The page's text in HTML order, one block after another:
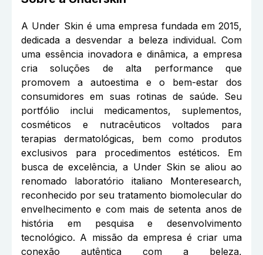
A Under Skin é uma empresa fundada em 2015,
dedicada a desvendar a beleza individual. Com
uma essência inovadora e dinâmica, a empresa
cria soluções de alta performance que
promovem a autoestima e o bem-estar dos
consumidores em suas rotinas de saúde. Seu
portfólio inclui medicamentos, suplementos,
cosméticos e nutracêuticos voltados para
terapias dermatológicas, bem como produtos
exclusivos para procedimentos estéticos. Em
busca de excelência, a Under Skin se aliou ao
renomado laboratório italiano Monteresearch,
reconhecido por seu tratamento biomolecular do
envelhecimento e com mais de setenta anos de
história em pesquisa e desenvolvimento
tecnológico. A missão da empresa é criar uma
conexão autêntica com a beleza,